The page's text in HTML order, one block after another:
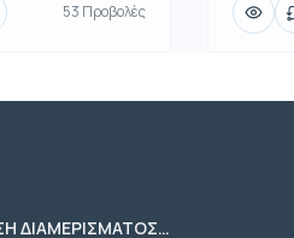
53 Προβολές
ΔΙΑΜΕΡΙΣΜΑΤΟΣ